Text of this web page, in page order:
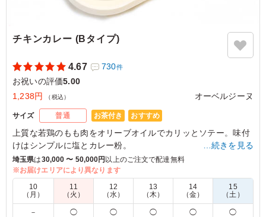
ご利用シーン：お祝い›記念日
チキンカレー (Bタイプ)
4.67 730件
お祝いの評価5.00
1,238円
（税込） オーベルジーヌ
サイズ 普通 お茶付き おすすめ
上質な若鶏のもも肉をオリーブオイルでカリッとソテー。味付
けはシンプルに塩とカレー粉。
コクのある欧風カレーと香ばしいチキンの相性は抜群。
リピーターさんも多い人気メニューです。
※喫食までにバターが溶けてしまう場合がございます。冷蔵庫
等で保管できるご用意をお願い致します。
…続きを見る
埼玉県は30,000 〜 50,000円 以上のご注文で配達無料
※お届けエリアにより異なります
10
（月）
11
（火）
12
（水）
13
（木）
14
（金）
15
（土）
－ ◯ ◯ ◯ ◯ ◯